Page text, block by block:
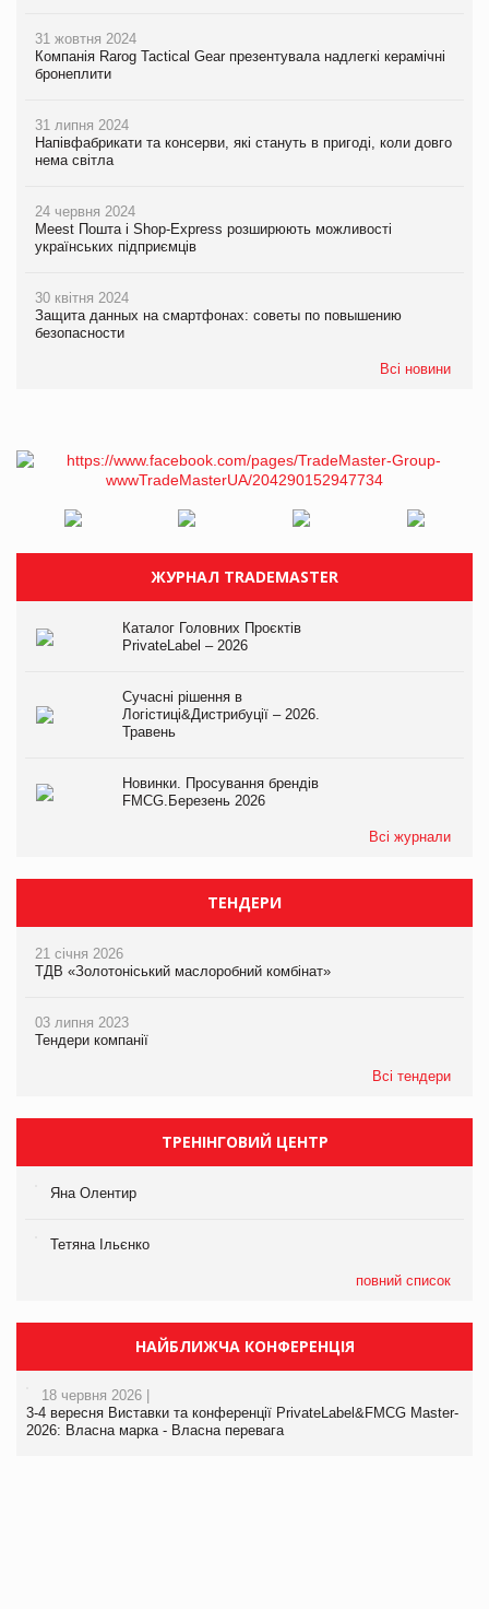
31 жовтня 2024
Компанія Rarog Tactical Gear презентувала надлегкі керамічні
бронеплити
31 липня 2024
Напівфабрикати та консерви, які стануть в пригоді, коли довго
нема світла
24 червня 2024
Meest Пошта і Shop-Express розширюють можливості
українських підприємців
30 квітня 2024
Защита данных на смартфонах: советы по повышению
безопасности
Всі новини
ЖУРНАЛ TRADEMASTER
Каталог Головних Проєктів
PrivateLabel – 2026
Сучасні рішення в
Логістиці&Дистрибуції – 2026.
Травень
Новинки. Просування брендів
FMCG.Березень 2026
Всі журнали
ТЕНДЕРИ
21 січня 2026
ТДВ «Золотоніський маслоробний комбінат»
03 липня 2023
Тендери компанії
Всі тендери
ТРЕНІНГОВИЙ ЦЕНТР
Яна Олентир
Тетяна Ільєнко
повний список
НАЙБЛИЖЧА КОНФЕРЕНЦІЯ
18 червня 2026 |
3-4 вересня Виставки та конференції PrivateLabel&FMCG Master-
2026: Власна марка - Власна перевага